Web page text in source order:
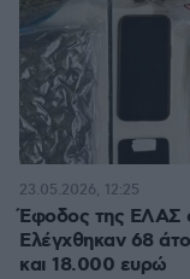
Έφοδος της ΕΛΑΣ
Ελέγχθηκαν 68
και 18.000 ευρώ
23.05.2026, 12:25